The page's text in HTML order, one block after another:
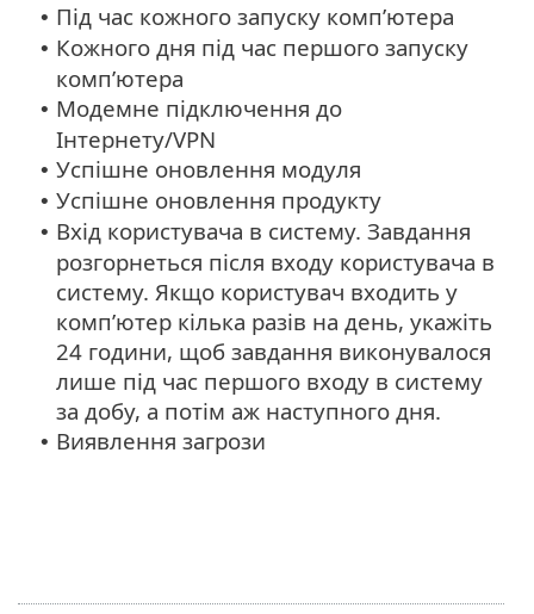
• Під час кожного запуску комп’ютера
• Кожного дня під час першого запуску
комп’ютера
• Модемне підключення до
Інтернету/VPN
• Успішне оновлення модуля
• Успішне оновлення продукту
• Вхід користувача в систему. Завдання
розгорнеться після входу користувача в
систему. Якщо користувач входить у
комп’ютер кілька разів на день, укажіть
24 години, щоб завдання виконувалося
лише під час першого входу в систему
за добу, а потім аж наступного дня.
• Виявлення загрози